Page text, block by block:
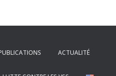
ACTUALITÉ